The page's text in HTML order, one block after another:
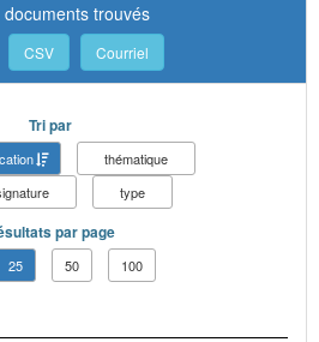
documents trouvés
CSV Courriel
Tri par
thématique
type
par page
25 50 100